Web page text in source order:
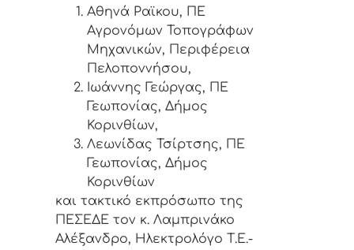
Αθηνά Ραϊκου, ΠΕ
Αγρονόμων Τοπογράφων
Μηχανικών, Περιφέρεια
Πελοποννήσου,
Ιωάννης Γεώργας, ΠΕ
Γεωπονίας, Δήμος
Κορινθίων,
Λεωνίδας Τσίρτσης, ΠΕ
Γεωπονίας, Δήμος
Κορινθίων
και τακτικό εκπρόσωπο της
ΠΕΣΕΔΕ τον κ. Λαμπρινάκο
Αλέξανδρο, Ηλεκτρολόγο Τ.Ε.-